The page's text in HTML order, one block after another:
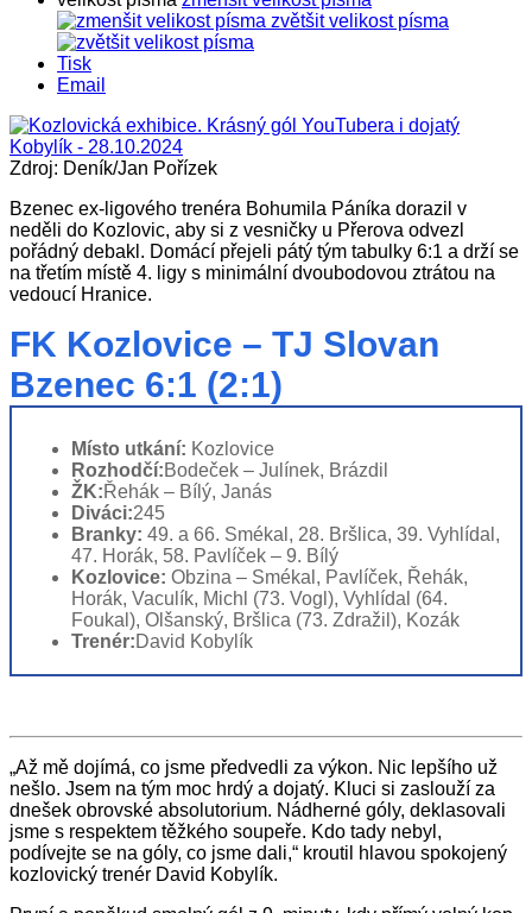
zvětšit velikost písma
Tisk
Email
Zdroj: Deník/Jan Pořízek
Bzenec ex-ligového trenéra Bohumila Páníka dorazil v
neděli do Kozlovic, aby si z vesničky u Přerova odvezl
pořádný debakl. Domácí přejeli pátý tým tabulky 6:1 a drží se
na třetím místě 4. ligy s minimální dvoubodovou ztrátou na
vedoucí Hranice.
FK Kozlovice – TJ Slovan
Bzenec 6:1 (2:1)
Místo utkání: Kozlovice
Rozhodčí:Bodeček – Julínek, Brázdil
ŽK:Řehák – Bílý, Janás
Diváci:245
Branky: 49. a 66. Smékal, 28. Bršlica, 39. Vyhlídal,
47. Horák, 58. Pavlíček – 9. Bílý
Kozlovice: Obzina – Smékal, Pavlíček, Řehák,
Horák, Vaculík, Michl (73. Vogl), Vyhlídal (64.
Foukal), Olšanský, Bršlica (73. Zdražil), Kozák
Trenér:David Kobylík
„Až mě dojímá, co jsme předvedli za výkon. Nic lepšího už
nešlo. Jsem na tým moc hrdý a dojatý. Kluci si zaslouží za
dnešek obrovské absolutorium. Nádherné góly, deklasovali
jsme s respektem těžkého soupeře. Kdo tady nebyl,
podívejte se na góly, co jsme dali,“ kroutil hlavou spokojený
kozlovický trenér David Kobylík.